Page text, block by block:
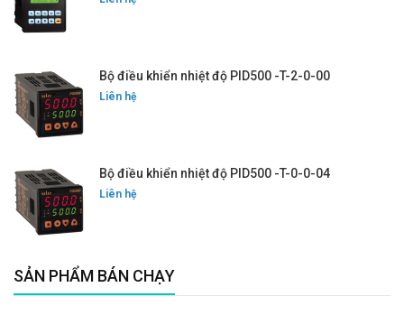
Bộ điều khiển nhiệt độ PID500 -T-2-0-00
Liên hệ
Bộ điều khiển nhiệt độ PID500 -T-0-0-04
Liên hệ
SẢN PHẨM BÁN CHẠY